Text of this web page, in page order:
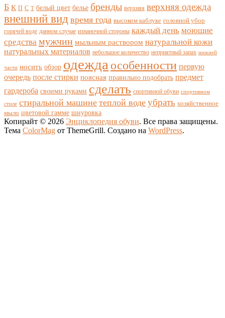
Б К П С Т белый цвет белье бренды верхняя верхняя одежда
внешний вид время года высоком каблуке головной убор
горячей воде данном случае изнаночной стороны каждый день моющие
средства мужчин мыльным раствором натуральной кожи
натуральных материалов небольшое количество неприятный запах нижней
части носить обзор одежда особенности первую
очередь после стирки поясная правильно подобрать предмет
гардероба своими руками сделать спортивной обуви спортивном
стиле стиральной машине теплой воде убрать хозяйственное
мыло цветовой гамме шнуровка
Копирайт © 2026 Энциклопедия обуви. Все права защищены.
Тема ColorMag от ThemeGrill. Создано на WordPress.